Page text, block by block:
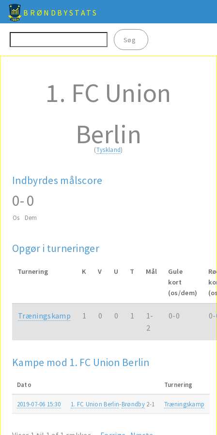
BRØNDBYSTATS
1. FC Union
Berlin
(Tyskland)
Indbyrdes målscore
0
Os
-0
Dem
Opgør i turneringer
Turnering K V U T Mål
Gule
kort
(os/dem)
Træningskamp 1 0 0 1
1-
2
0-0
Kampe mod 1. FC Union Berlin
Dato Turnering
2019-07-06 15:30 1. FC Union Berlin-Brøndby2-1 Træningskamp